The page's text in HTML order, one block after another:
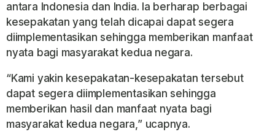
antara Indonesia dan India. Ia berharap berbagai
kesepakatan yang telah dicapai dapat segera
diimplementasikan sehingga memberikan manfaat
nyata bagi masyarakat kedua negara.
“Kami yakin kesepakatan-kesepakatan tersebut
dapat segera diimplementasikan sehingga
memberikan hasil dan manfaat nyata bagi
masyarakat kedua negara,” ucapnya.